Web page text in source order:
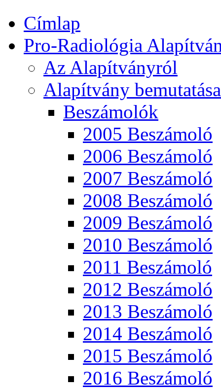
Címlap
Pro-Radiológia
Az Alapítványról
Alapítvány bemutatása
Beszámolók
2005 Beszámoló
2006 Beszámoló
2007 Beszámoló
2008 Beszámoló
2009 Beszámoló
2010 Beszámoló
2011 Beszámoló
2012 Beszámoló
2013 Beszámoló
2014 Beszámoló
2015 Beszámoló
2016 Beszámoló